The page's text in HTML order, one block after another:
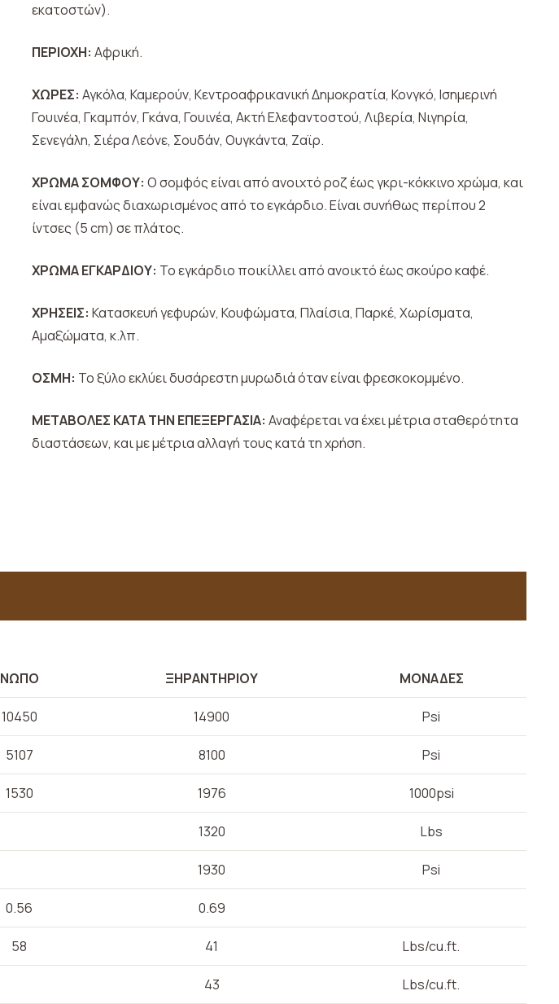
εκατοστών).
ΠΕΡΙΟΧΗ: Αφρική.
ΧΩΡΕΣ: Αγκόλα, Καμερούν, Κεντροαφρικανική Δημοκρατία, Κονγκό, Ισημερινή
Γουινέα, Γκαμπόν, Γκάνα, Γουινέα, Ακτή Ελεφαντοστού, Λιβερία, Νιγηρία,
Σενεγάλη, Σιέρα Λεόνε, Σουδάν, Ουγκάντα, Ζαϊρ.
ΧΡΩΜΑ ΣΟΜΦΟΥ: Ο σομφός είναι από ανοιχτό ροζ έως γκρι-κόκκινο χρώμα, και
είναι εμφανώς διαχωρισμένος από το εγκάρδιο. Είναι συνήθως περίπου 2
ίντσες (5 cm) σε πλάτος.
ΧΡΩΜΑ ΕΓΚΑΡΔΙΟΥ: Το εγκάρδιο ποικίλλει από ανοικτό έως σκούρο καφέ.
ΧΡΗΣΕΙΣ: Κατασκευή γεφυρών, Κουφώματα, Πλαίσια, Παρκέ, Χωρίσματα,
Αμαξώματα, κ.λπ.
ΟΣΜΗ: Το ξύλο εκλύει δυσάρεστη μυρωδιά όταν είναι φρεσκοκομμένο.
ΜΕΤΑΒΟΛΕΣ ΚΑΤΑ ΤΗΝ ΕΠΕΞΕΡΓΑΣΙΑ: Αναφέρεται να έχει μέτρια σταθερότητα
διαστάσεων, και με μέτρια αλλαγή τους κατά τη χρήση.
ΝΩΠΟ ΞΗΡΑΝΤΗΡΙΟΥ ΜΟΝΑΔΕΣ
10450 14900 Psi
5107 8100 Psi
1530 1976 1000psi
1320 Lbs
1930 Psi
0.56 0.69
58 41 Lbs/cu.ft.
43 Lbs/cu.ft.